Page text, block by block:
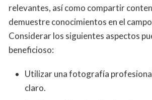
relevantes, así como compartir
demuestre conocimientos en el
Considerar los siguientes aspectos
beneficioso:
Utilizar una fotografía
claro.